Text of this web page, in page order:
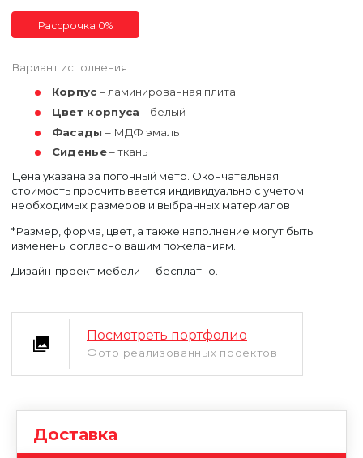
Рассрочка 0%
Вариант исполнения
Корпус – ламинированная плита
Цвет корпуса – белый
Фасады – МДФ эмаль
Сиденье– ткань
Цена указана за погонный метр. Окончательная
стоимость просчитывается индивидуально с учетом
необходимых размеров и выбранных материалов
*Размер, форма, цвет, а также наполнение могут быть
изменены согласно вашим пожеланиям.
Дизайн-проект мебели — бесплатно.
Посмотреть портфолио
Фото реализованных проектов
Доставка